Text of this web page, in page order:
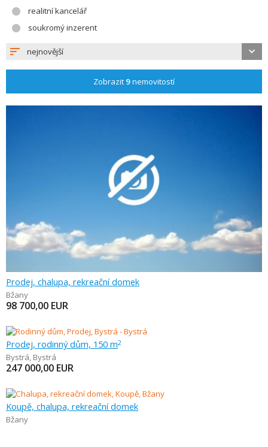
realitní kancelář
soukromý inzerent
nejnovější
Zobrazit 9nemovitostí
Prodej, chalupa, rekreační domek
Bžany
98 700,00 EUR
Prodej, rodinný dům, 150 m2
Bystrá, Bystrá
247 000,00 EUR
Koupě, chalupa, rekreační domek
Bžany